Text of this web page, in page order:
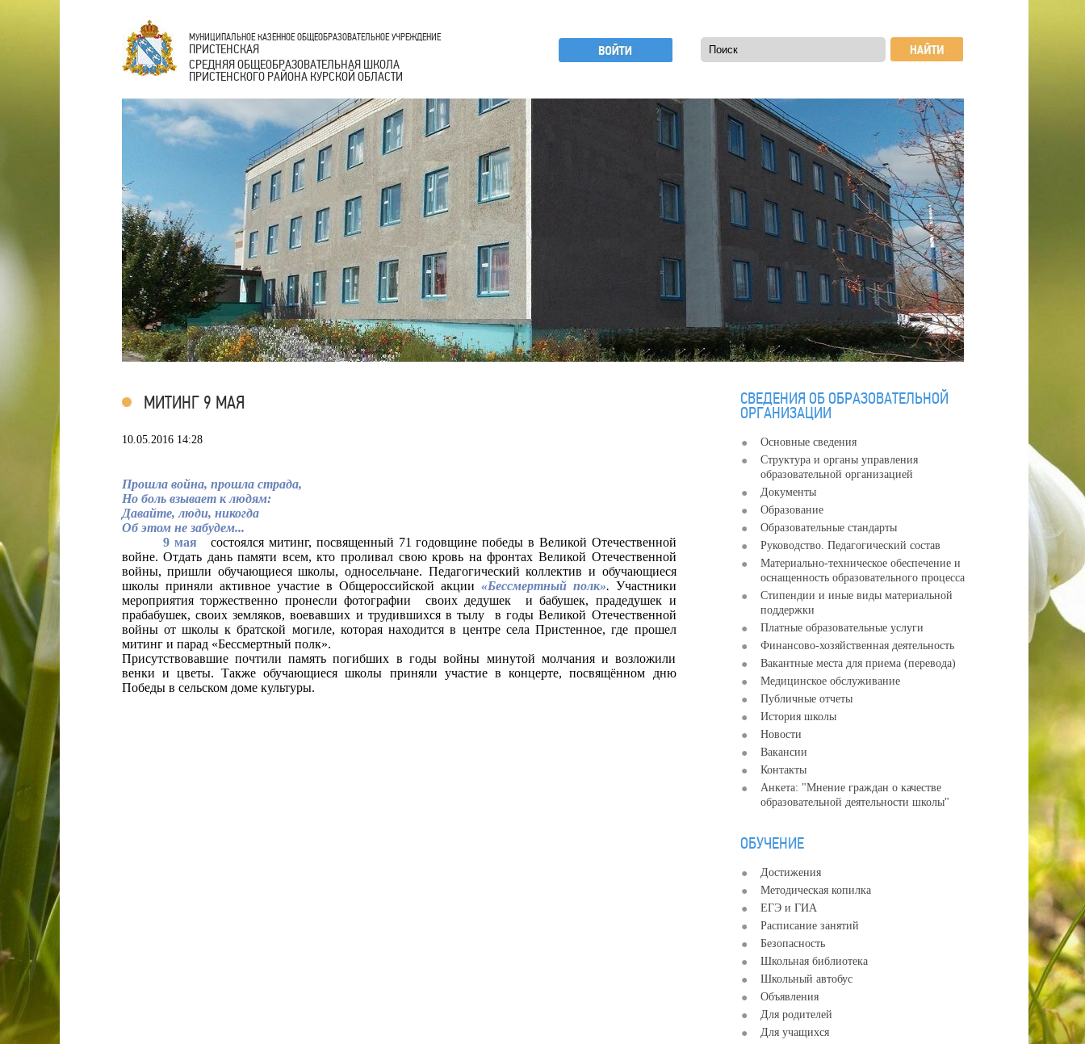
МУНИЦИПАЛЬНОЕ КАЗЕННОЕ ОБЩЕОБРАЗОВАТЕЛЬНОЕ УЧРЕЖДЕНИЕ
ПРИСТЕНСКАЯ
СРЕДНЯЯ ОБЩЕОБРАЗОВАТЕЛЬНАЯ ШКОЛА
ПРИСТЕНСКОГО РАЙОНА КУРСКОЙ ОБЛАСТИ
МИТИНГ 9 МАЯ
10.05.2016 14:28
Прошла война, прошла страда,
Но боль взывает к людям:
Давайте, люди, никогда
Об этом не забудем...
9 мая
состоялся митинг, посвященный 71 годовщине победы в Великой Отечественной
войне. Отдать дань памяти всем, кто проливал свою кровь на фронтах Великой Отечественной
войны, пришли обучающиеся школы, односельчане. Педагогический коллектив и обучающиеся
школы приняли активное участие в Общероссийской акции «Бессмертный полк». Участники
мероприятия торжественно пронесли фотографии своих дедушек и бабушек, прадедушек и
прабабушек, своих земляков, воевавших и трудившихся в тылу в годы Великой Отечественной
войны от школы к братской могиле, которая находится в центре села Пристенное,где прошел
митинг и парад «Бессмертный полк».
Присутствовавшие почтили память погибших в годы войны минутой молчания и возложили
венки и цветы. Также обучающиеся школы приняли участие в концерте, посвящённом дню
Победы в сельском доме культуры.
СВЕДЕНИЯ ОБ ОБРАЗОВАТЕЛЬНОЙ
ОРГАНИЗАЦИИ
Основные сведения
Структура и органы управления
образовательной организацией
Документы
Образование
Образовательные стандарты
Руководство. Педагогический состав
Материально-техническое обеспечение и
оснащенность образовательного процесса
Стипендии и иные виды материальной
поддержки
Платные образовательные услуги
Финансово-хозяйственная деятельность
Вакантные места для приема (перевода)
Медицинское обслуживание
Публичные отчеты
История школы
Новости
Вакансии
Контакты
Анкета: "Мнение граждан о качестве
образовательной деятельности школы"
ОБУЧЕНИЕ
Достижения
Методическая копилка
ЕГЭ и ГИА
Расписание занятий
Безопасность
Школьная библиотека
Школьный автобус
Объявления
Для родителей
Для учащихся